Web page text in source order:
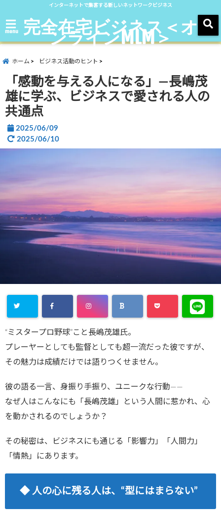
インターネットで集客する新しいネットワークビジネス
menu 完全在宅ビジネス＜オ
ンラインMLM＞
ホーム ビジネス活動のヒント
「感動を与える人になる」―長嶋茂
雄に学ぶ、ビジネスで愛される人の
共通点
2025/06/09
2025/06/10
“ミスタープロ野球”こと長嶋茂雄氏。
プレーヤーとしても監督としても超一流だった彼ですが、
その魅力は成績だけでは語りつくせません。
彼の語る一言、身振り手振り、ユニークな行動――
なぜ人はこんなにも「長嶋茂雄」という人間に惹かれ、心
を動かされるのでしょうか？
その秘密は、ビジネスにも通じる「影響力」「人間力」
「情熱」にあります。
◆ 人の心に残る人は、“型にはまらない”